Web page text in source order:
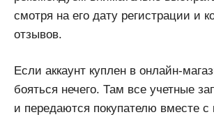
смотря на его дату регистрации и
отзывов.
Если аккаунт куплен в онлайн-
бояться нечего. Там все учетные
и передаются покупателю вместе с